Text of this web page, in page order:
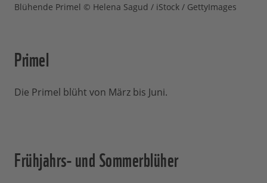
Blühende Primel © Helena Sagud / iStock / GettyImages
Primel
Die Primel blüht von März bis Juni.
Frühjahrs- und Sommerblüher